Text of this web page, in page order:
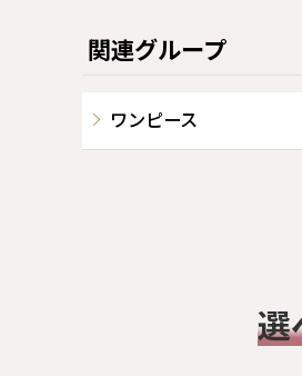
関連グループ
ワンピース
選